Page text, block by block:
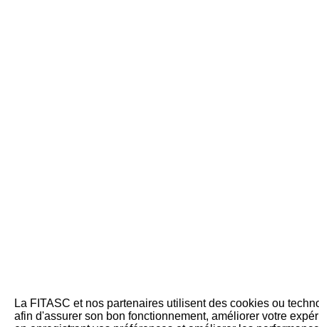
La FITASC et nos partenaires utilisent des cookies ou
afin d'assurer son bon fonctionnement, améliorer votre